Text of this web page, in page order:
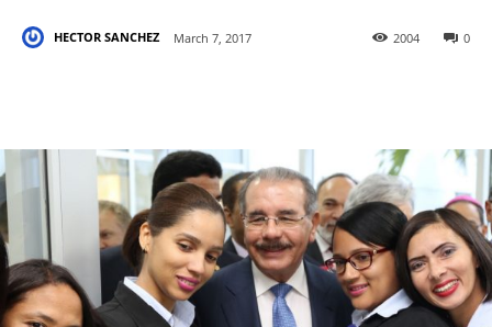
HECTOR SANCHEZ March 7, 2017 0
2004